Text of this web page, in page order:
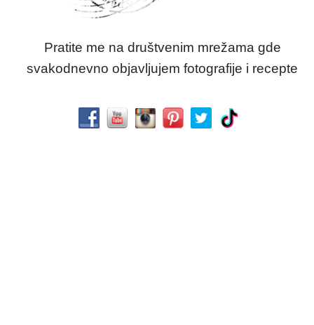
Pratite me na društvenim mrežama gde
svakodnevno objavljujem fotografije i recepte